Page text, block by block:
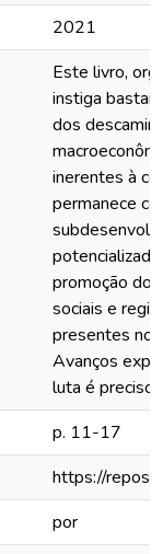
2021
Este livro,
instiga
dos
inerentes à
permanece
promoção
sociais e
presentes no
Avanços
luta é preciso.
p. 11-17
https://
por